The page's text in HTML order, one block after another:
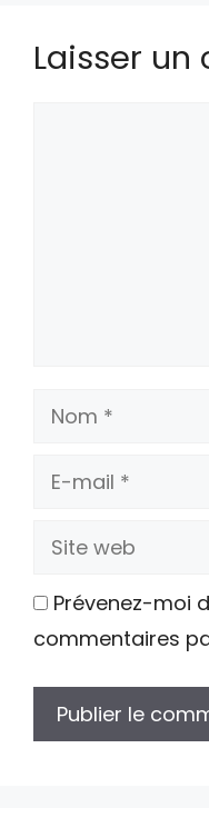
Laisser
Nom
E-
Site
Prévenez-moi
commentaires